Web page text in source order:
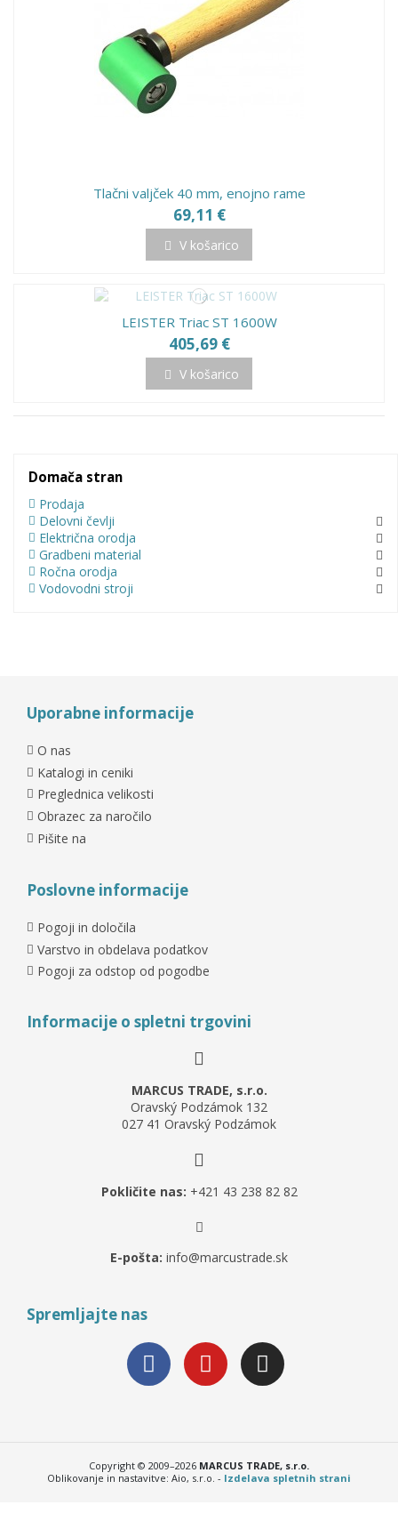
Tlačni valjček 40 mm, enojno rame
69,11 €
V košarico
LEISTER Triac ST 1600W
405,69 €
V košarico
Domača stran
Prodaja
Delovni čevlji
Električna orodja
Gradbeni material
Ročna orodja
Vodovodni stroji
Uporabne informacije
O nas
Katalogi in ceniki
Preglednica velikosti
Obrazec za naročilo
Pišite na
Poslovne informacije
Pogoji in določila
Varstvo in obdelava podatkov
Pogoji za odstop od pogodbe
Informacije o spletni trgovini
MARCUS TRADE, s.r.o.
Oravský Podzámok 132
027 41 Oravský Podzámok
Pokličite nas: +421 43 238 82 82
E-pošta: info@marcustrade.sk
Spremljajte nas
Copyright © 2009–2026 MARCUS TRADE, s.r.o.
Oblikovanje in nastavitve: Aio, s.r.o. - Izdelava spletnih strani